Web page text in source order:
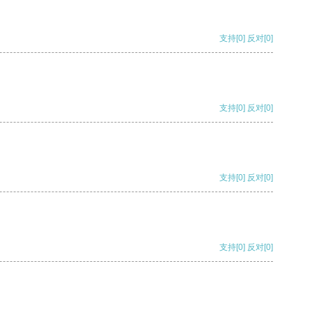
支持[0] 反对[0]
支持[0] 反对[0]
支持[0] 反对[0]
支持[0] 反对[0]